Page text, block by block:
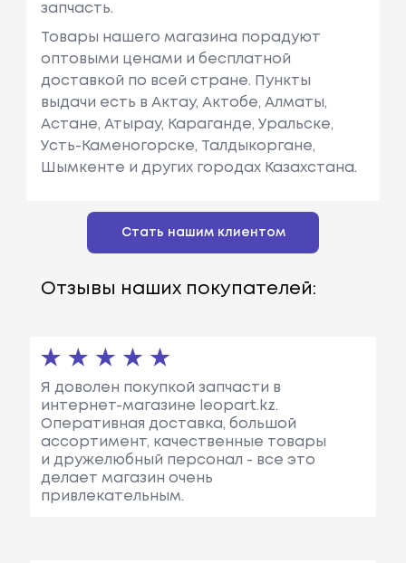
запчасть.
Товары нашего магазина порадуют
оптовыми ценами и бесплатной
доставкой по всей стране. Пункты
выдачи есть в Актау, Актобе, Алматы,
Астане, Атырау, Караганде, Уральске,
Усть-Каменогорске, Талдыкоргане,
Шымкенте и других городах Казахстана.
Стать нашим клиентом
Отзывы наших покупателей:
Я доволен покупкой запчасти в
интернет-магазине leopart.kz.
Оперативная доставка, большой
ассортимент, качественные товары
и дружелюбный персонал - все это
делает магазин очень
привлекательным.